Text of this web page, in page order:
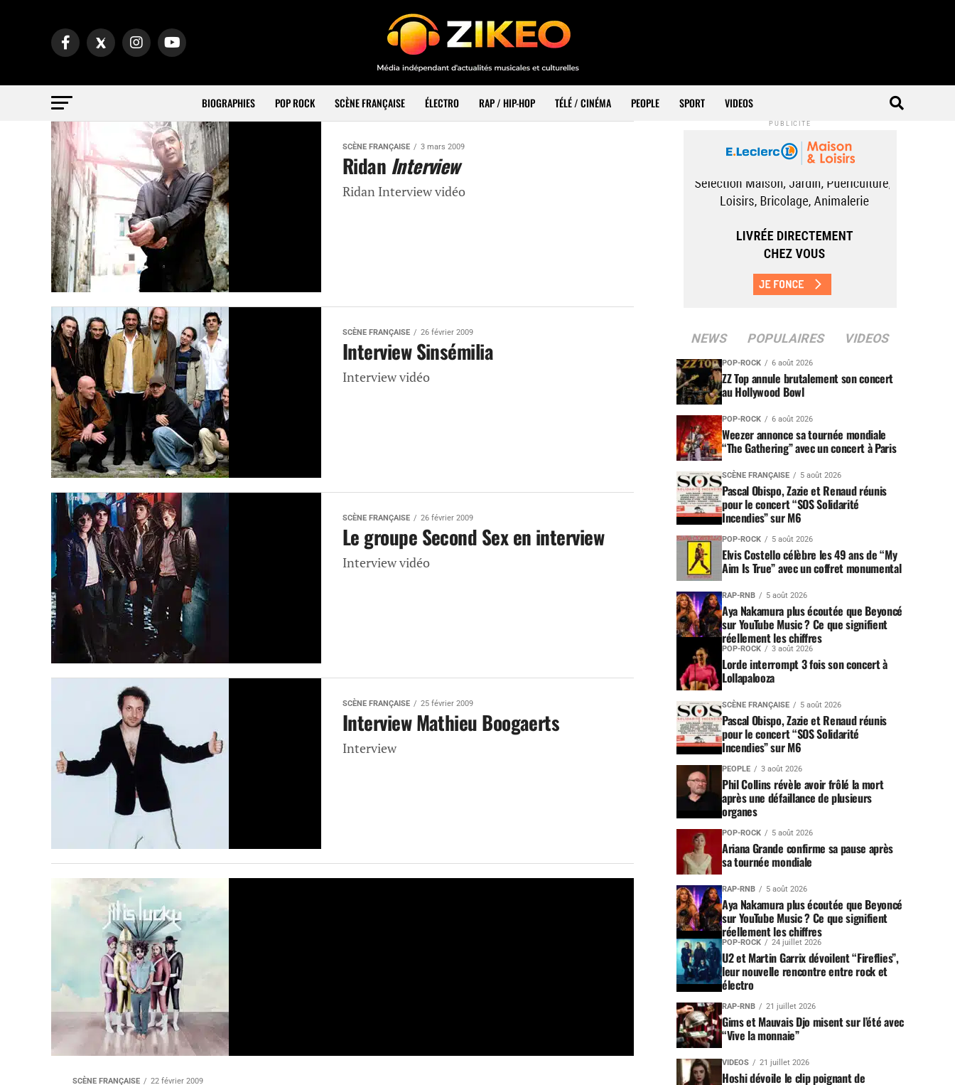
BIOGRAPHIES POP ROCK SCÈNE FRANÇAISE ÉLECTRO RAP / HIP-HOP TÉLÉ / CINÉMA PEOPLE SPORT VIDEOS
SCÈNE FRANÇAISE 3 mars 2009
Ridan Interview
Ridan Interview vidéo
SCÈNE FRANÇAISE 26 février 2009
Interview Sinsémilia
Interview vidéo
SCÈNE FRANÇAISE 26 février 2009
Le groupe Second Sex en interview
Interview vidéo
SCÈNE FRANÇAISE 25 février 2009
Interview Mathieu Boogaerts
Interview
SCÈNE FRANÇAISE 22 février 2009
PUBLICITÉ
NEWS POPULAIRES VIDEOS
POP-ROCK 6 août 2026
ZZ Top annule brutalement son concert
au Hollywood Bowl
POP-ROCK 6 août 2026
Weezer annonce sa tournée mondiale
“The Gathering” avec un concert à Paris
SCÈNE FRANÇAISE 5 août 2026
Pascal Obispo, Zazie et Renaud réunis
pour le concert “SOS Solidarité
Incendies” sur M6
POP-ROCK 5 août 2026
Elvis Costello célèbre les 49 ans de “My
Aim Is True” avec un coffret monumental
RAP-RNB 5 août 2026
Aya Nakamura plus écoutée que Beyoncé
sur YouTube Music ? Ce que signifient
réellement les chiffres
POP-ROCK 3 août 2026
Lorde interrompt 3 fois son concert à
Lollapalooza
SCÈNE FRANÇAISE 5 août 2026
Pascal Obispo, Zazie et Renaud réunis
pour le concert “SOS Solidarité
Incendies” sur M6
PEOPLE 3 août 2026
Phil Collins révèle avoir frôlé la mort
après une défaillance de plusieurs
organes
POP-ROCK 5 août 2026
Ariana Grande confirme sa pause après
sa tournée mondiale
RAP-RNB 5 août 2026
Aya Nakamura plus écoutée que Beyoncé
sur YouTube Music ? Ce que signifient
réellement les chiffres
POP-ROCK 24 juillet 2026
U2 et Martin Garrix dévoilent “Fireflies”,
leur nouvelle rencontre entre rock et
électro
RAP-RNB 21 juillet 2026
Gims et Mauvais Djo misent sur l’été avec
“Vive la monnaie”
VIDEOS 21 juillet 2026
Hoshi dévoile le clip poignant de